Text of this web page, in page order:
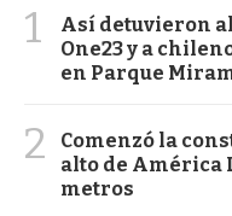
1
Así detuvieron
One23 y a
en Parque
2
Comenzó la
alto de América
metros